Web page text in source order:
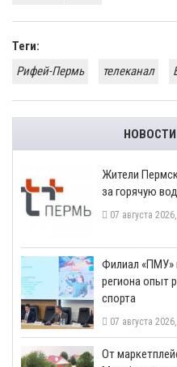
Теги:
Рифей-Пермь
телеканал
​Жители
за горячую
07 августа
​Филиал «ПМУ»
региона опыт
спорта
07 августа
От